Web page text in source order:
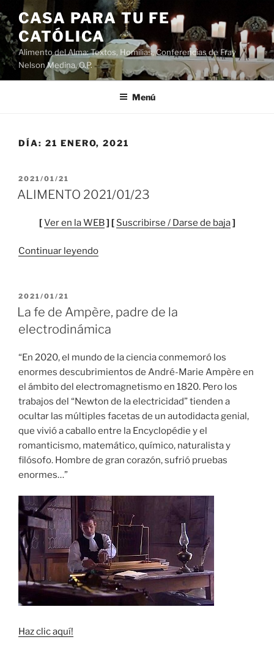
Saltar
al
contenido
CASA PARA TU FE
CATÓLICA
Alimento del Alma: Textos, Homilias, Conferencias de Fray
Nelson Medina, O.P.
Menú
DÍA: 21 ENERO, 2021
PUBLICADO
EL
2021/01/21
ALIMENTO 2021/01/23
[Ver en la WEB] [ Suscribirse / Darse de baja]
Continuar leyendo“ALIMENTO
PUBLICADO
EL
2021/01/21
La fe de Ampère, padre de la
electrodinámica
“En 2020, el mundo de la ciencia conmemoró los
enormes descubrimientos de André-Marie Ampère en
el ámbito del electromagnetismo en 1820. Pero los
trabajos del “Newton de la electricidad” tienden a
ocultar las múltiples facetas de un autodidacta genial,
que vivió a caballo entre la Encyclopédie y el
romanticismo, matemático, químico, naturalista y
filósofo. Hombre de gran corazón, sufrió pruebas
enormes…”
Haz clic aquí!